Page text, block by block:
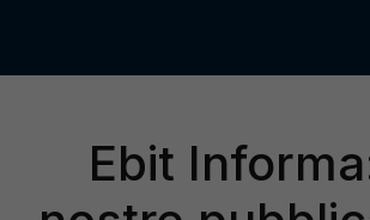
Ebit